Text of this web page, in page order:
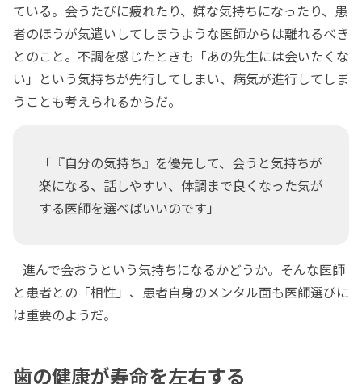
ている。会うたびに疲れたり、嫌な気持ちになったり、患
者のほうが気遣いしてしまうような医師からは離れるべき
とのこと。不調を感じたときも「あの先生には会いたくな
い」という気持ちが先行してしまい、病気が進行してしま
うことも考えられるからだ。
「『自分の気持ち』を優先して、会うと気持ちが
楽になる、話しやすい、体調まで良くなった気が
する医師を選べばいいのです」
進んで会おうという気持ちになるかどうか。そんな医師
と患者との「相性」、患者自身のメンタル面も医師選びに
は重要のようだ。
歯の健康が寿命を左右する